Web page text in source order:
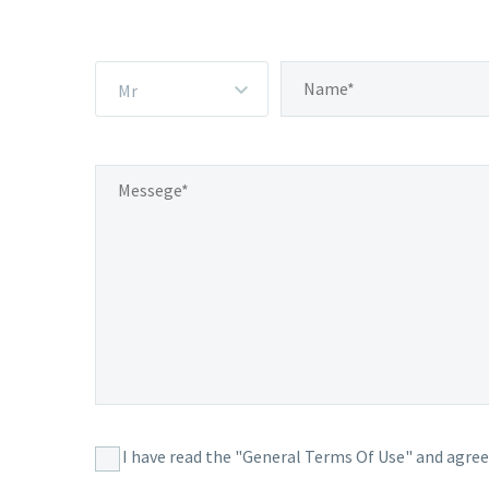
Mr
I have read the "General Terms Of Use" and